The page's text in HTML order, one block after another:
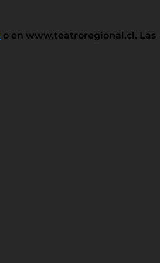
o en www.teatroregional.cl. Las